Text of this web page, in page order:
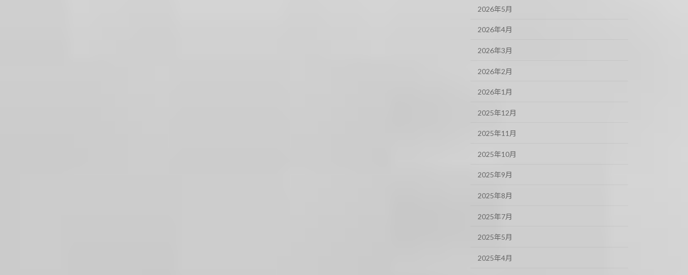
2026年5月
2026年4月
2026年3月
2026年2月
2026年1月
2025年12月
2025年11月
2025年10月
2025年9月
2025年8月
2025年7月
2025年5月
2025年4月